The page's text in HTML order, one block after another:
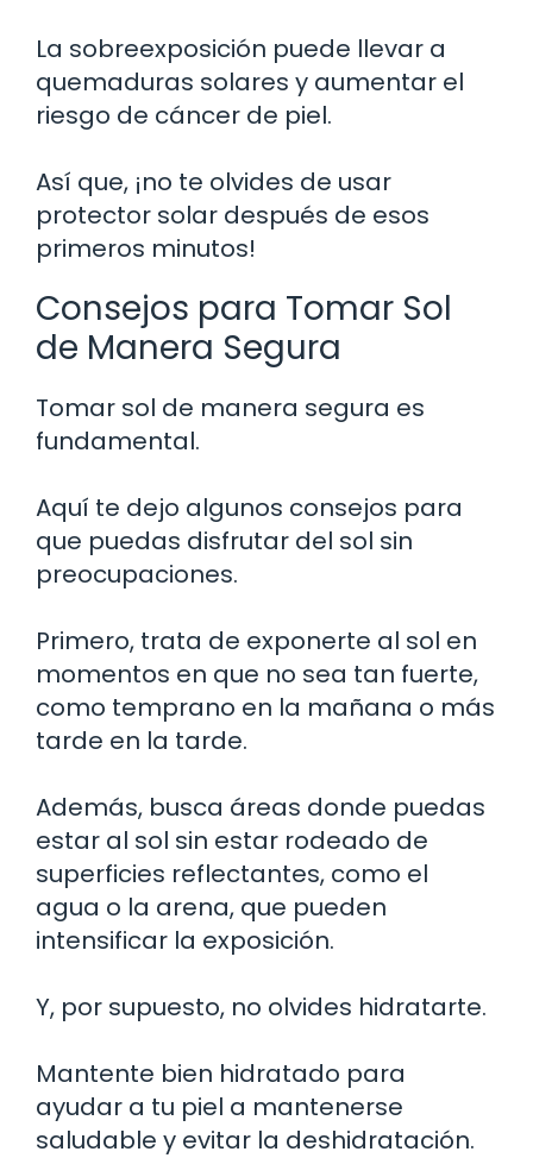
La sobreexposición puede llevar a
quemaduras solares y aumentar el
riesgo de cáncer de piel.
Así que, ¡no te olvides de usar
protector solar después de esos
primeros minutos!
Consejos para Tomar Sol
de Manera Segura
Tomar sol de manera segura es
fundamental.
Aquí te dejo algunos consejos para
que puedas disfrutar del sol sin
preocupaciones.
Primero, trata de exponerte al sol en
momentos en que no sea tan fuerte,
como temprano en la mañana o más
tarde en la tarde.
Además, busca áreas donde puedas
estar al sol sin estar rodeado de
superficies reflectantes, como el
agua o la arena, que pueden
intensificar la exposición.
Y, por supuesto, no olvides hidratarte.
Mantente bien hidratado para
ayudar a tu piel a mantenerse
saludable y evitar la deshidratación.